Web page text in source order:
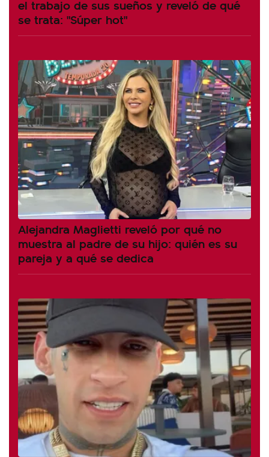
el trabajo de sus sueños y reveló de qué
se trata: "Súper hot"
Alejandra Maglietti reveló por qué no
muestra al padre de su hijo: quién es su
pareja y a qué se dedica